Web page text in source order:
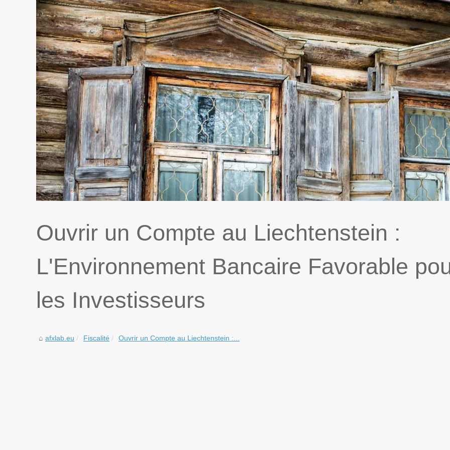
Ouvrir un Compte au Liechtenstein :
L'Environnement Bancaire Favorable
les Investisseurs
afxlab.eu Fiscalité Ouvrir un Compte au Liechtenstein :...